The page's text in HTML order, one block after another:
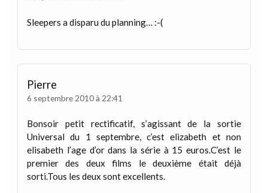
Sleepers a disparu du planning… :-(
Pierre
6 septembre 2010 à 22:41
Bonsoir petit rectificatif, s’agissant de la sortie
Universal du 1 septembre, c’est elizabeth et non
elisabeth l’age d’or dans la série à 15 euros.C’est le
premier des deux films le deuxième était déjà
sorti.Tous les deux sont excellents.